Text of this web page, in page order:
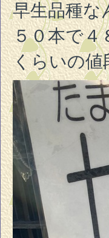
早生品種な
５０本で４
くらいの値